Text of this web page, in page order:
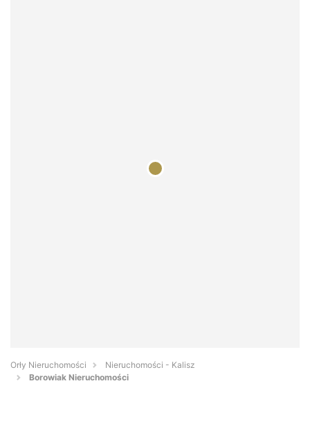
Orły Nieruchomości
Nieruchomości - Kalisz
Borowiak Nieruchomości